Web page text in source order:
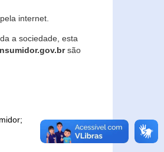
internet.
a sociedade, esta
são